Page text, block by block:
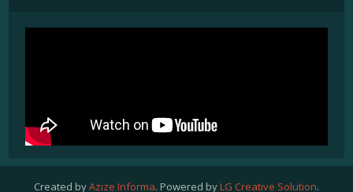
Created byAzize Informa. Powered byLG Creative Solution.